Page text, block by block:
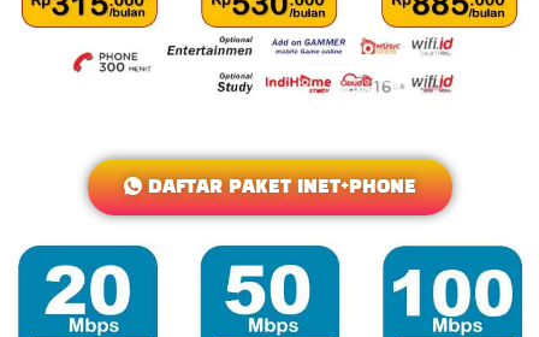
DAFTAR PAKET INET+PHONE